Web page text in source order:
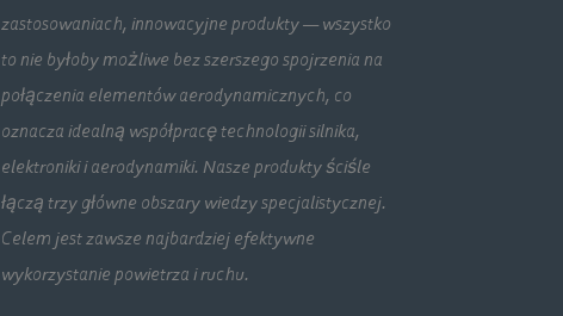
zastosowaniach, innowacyjne produkty — wszystko
to nie byłoby możliwe bez szerszego spojrzenia na
połączenia elementów aerodynamicznych, co
oznacza idealną współpracę technologii silnika,
elektroniki i aerodynamiki. Nasze produkty ściśle
łączą trzy główne obszary wiedzy specjalistycznej.
Celem jest zawsze najbardziej efektywne
wykorzystanie powietrza i ruchu.